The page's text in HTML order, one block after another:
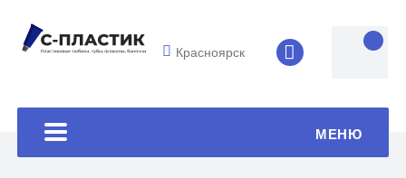
Красноярск 8 (4852) 33-
МЕНЮ